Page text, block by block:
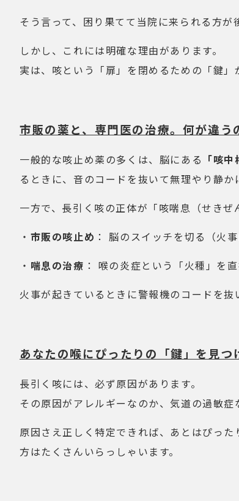
そう言って、困り果てて当院に来られる方
しかし、これには明確な理由があります。
実は、咳という「扉」を閉めるための「鍵」
市販の薬と、専門医の治療。何が違う
一般的な咳止め薬の多くは、脳にある 「咳
るときに、音のコードを抜いて無理やり静か
一方で、長引く咳の正体が「咳喘息（せき
・ 市販の咳止め ： 脳のスイッチを切る（火事
・ 喘息の治療 ： 喉の炎症という「火種」を
火事が起きているときに警報機のコードを
あなたの喉にぴったりの「鍵」を見つ
長引く咳には、必ず原因があります。
その原因がアレルギーなのか、気道の過敏
原因さえ正しく特定できれば、あとはぴっ
方はたくさんいらっしゃいます。